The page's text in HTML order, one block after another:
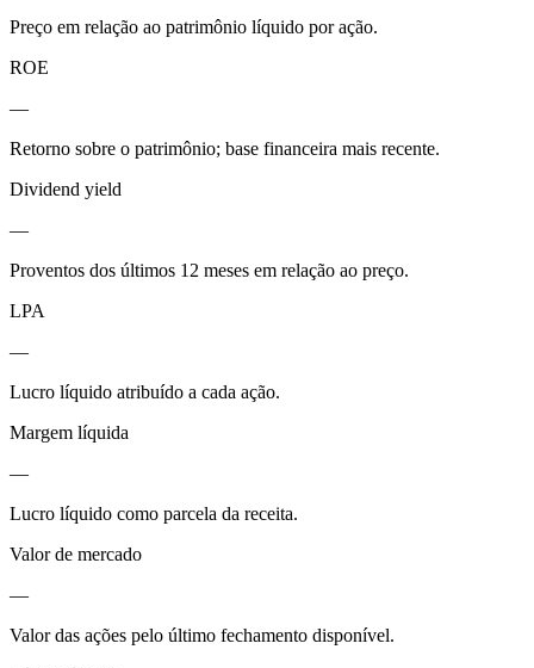
Preço em relação ao patrimônio líquido por ação.
ROE
—
Retorno sobre o patrimônio; base financeira mais recente.
Dividend yield
—
Proventos dos últimos 12 meses em relação ao preço.
LPA
—
Lucro líquido atribuído a cada ação.
Margem líquida
—
Lucro líquido como parcela da receita.
Valor de mercado
—
Valor das ações pelo último fechamento disponível.